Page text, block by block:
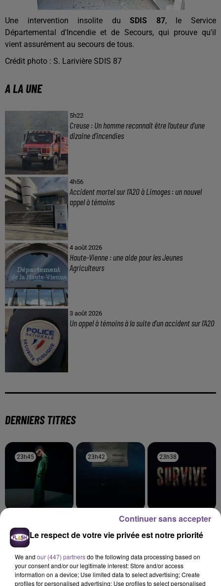
Une intervention insolite du SDIS 87, le Service
Départemental d'Incendie et de Secours, qui prouve qu'il
vient assurément au secours de tous.
Crédit photo : S. Larivière SDIS 87
A LA UNE
5h22
Creuse : Un homme reconnaît être l’auteur d’une
dizaine d’incendies
4h56
Accident mortel sur l’A20 à Limoges : un nouvel
appel à témoins
4 août 2026
Haute-Vienne : une aide pour les Jeunes
Agriculteurs
3 août 2026
Un appel à témoins à la suite d’un accident sur l’A20
DERNIERS TITRES
23h45
23h45
T'es Où
23h42
23h42
BILLIE EILISH
23h38
23h38
LEWIS CAPALDI
Le respect de votre vie privée est notre priorité
We and our (447) partnersdo the following data processing based on
your consent and/or our legitimate interest: Store and/or access
information on a device; Use limited data to select advertising; Create
profiles for personalised advertising; Use profiles to select personalised
Continuer sans accepter